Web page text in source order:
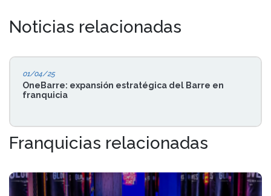
Noticias relacionadas
01/04/25
OneBarre: expansión estratégica del Barre en
franquicia
Franquicias relacionadas